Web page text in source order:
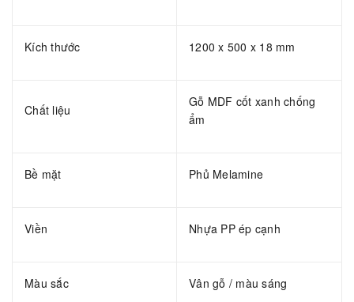
Kích thước 1200 x 500 x 18 mm
Chất liệu
Gỗ MDF cốt xanh chống
ẩm
Bề mặt Phủ Melamine
Viền Nhựa PP ép cạnh
Màu sắc Vân gỗ / màu sáng